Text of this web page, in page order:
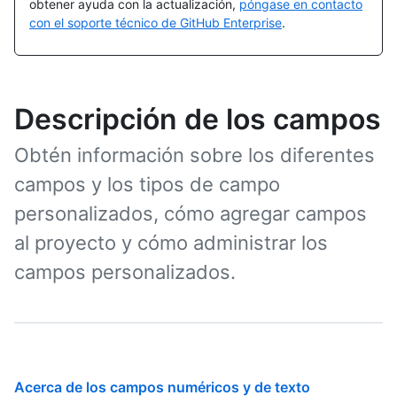
obtener ayuda con la actualización, póngase en contacto
con el soporte técnico de GitHub Enterprise.
Descripción de los campos
Obtén información sobre los diferentes
campos y los tipos de campo
personalizados, cómo agregar campos
al proyecto y cómo administrar los
campos personalizados.
Acerca de los campos numéricos y de texto